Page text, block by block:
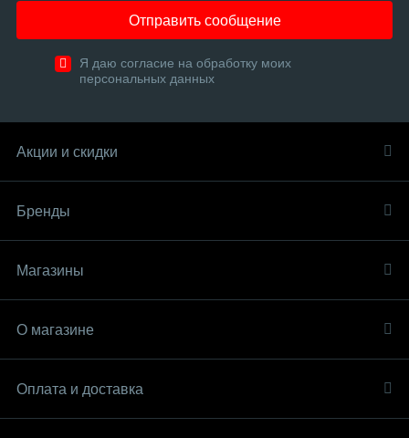
Отправить сообщение
Я даю согласие на обработку моих
персональных данных
Акции и скидки
Бренды
Магазины
О магазине
Оплата и доставка